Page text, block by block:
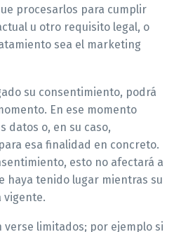
procesarlos para cumplir
u otro requisito legal, o
sea el marketing
su consentimiento, podrá
En ese momento
datos o, en su caso,
esa finalidad en concreto.
esto no afectará a
haya tenido lugar mientras su
vigente.
verse limitados; por ejemplo si